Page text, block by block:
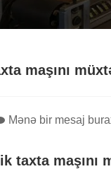
maşını
Mənə bir mesaj
taxta